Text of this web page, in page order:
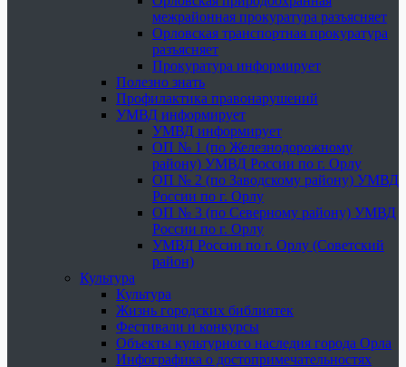
межрайонная прокуратура разъясняет
Орловская транспортная прокуратура
разъясняет
Прокуратура информирует
Полезно знать
Профилактика правонарушений
УМВД информирует
УМВД информирует
ОП № 1 (по Железнодорожному
району) УМВД России по г. Орлу
ОП № 2 (по Заводскому району) УМВД
России по г. Орлу
ОП № 3 (по Северному району) УМВД
России по г. Орлу
УМВД России по г. Орлу (Советский
район)
Культура
Культура
Жизнь городских библиотек
Фестивали и конкурсы
Объекты культурного наследия города Орла
Инфографика о достопримечательностях